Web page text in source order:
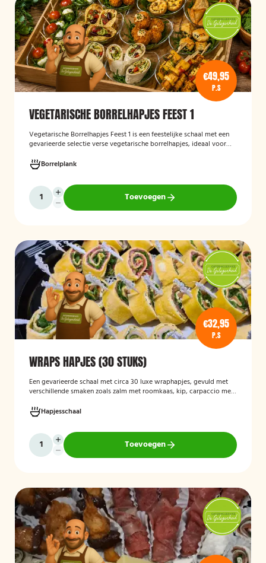
€49,95
P.S
VEGETARISCHE BORRELHAPJES FEEST 1
Vegetarische Borrelhapjes Feest 1 is een feestelijke schaal met een
gevarieerde selectie verse vegetarische borrelhapjes, ideaal voor
vers bereid en verzorgd gepresenteerd, zodat gasten kunnen
genieten van een smaakvolle en volledig vegetarische
borrelervaring.
Borrelplank
Toevoegen
€32,95
P.S
WRAPS HAPJES (30 STUKS)
Een gevarieerde schaal met circa 30 luxe wraphapjes, gevuld met
verschillende smaken zoals zalm met roomkaas, kip, carpaccio met
Ideaal als borrelhapje voor feestjes, recepties of zakelijke
bijeenkomsten. De wraps zijn vers bereid en aantrekkelijk
gepresenteerd op een serveerschaal.
Hapjesschaal
Toevoegen